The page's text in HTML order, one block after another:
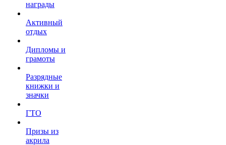
награды
Активный
отдых
Дипломы и
грамоты
Разрядные
книжки и
значки
ГТО
Призы из
акрила